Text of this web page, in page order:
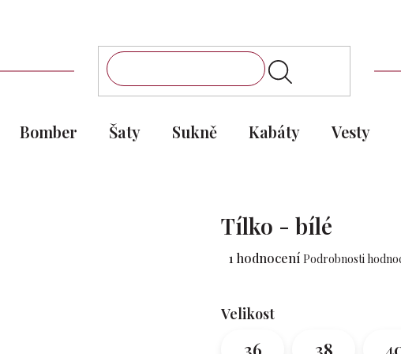
Bomber Šaty Sukně Kabáty Vesty
Velikost
36 38
Tílko - bílé
Průměrné
5,0
1 hodnocení Podrobnosti